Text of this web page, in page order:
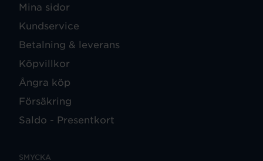
Mina sidor
Kundservice
Betalning & leverans
Köpvillkor
Ångra köp
Försäkring
Saldo - Presentkort
SMYCKA